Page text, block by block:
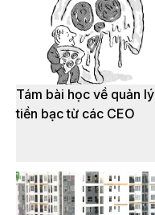
Tám bài học về quản lý
tiền bạc từ các CEO